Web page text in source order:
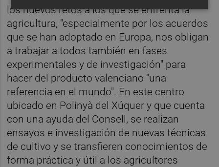
los nuevos retos a los que se enfrenta la
agricultura, "especialmente por los acuerdos
que se han adoptado en Europa, nos obligan
a trabajar a todos también en fases
experimentales y de investigación" para
hacer del producto valenciano "una
referencia en el mundo". En este centro
ubicado en Polinyà del Xúquer y que cuenta
con una ayuda del Consell, se realizan
ensayos e investigación de nuevas técnicas
de cultivo y se transfieren conocimientos de
forma práctica y útil a los agricultores